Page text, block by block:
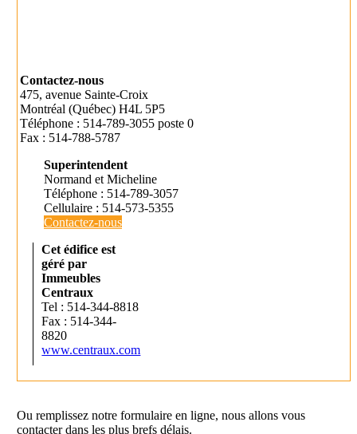
Contactez-nous
475, avenue Sainte-Croix
Montréal (Québec) H4L 5P5
Téléphone : 514-789-3055 poste 0
Fax : 514-788-5787
Superintendent
Normand et Micheline
Téléphone : 514-789-3057
Cellulaire : 514-573-5355
Contactez-nous
Cet édifice est
géré par
Immeubles
Centraux
Tel : 514-344-8818
Fax : 514-344-
8820
www.centraux.com
Ou remplissez notre formulaire en ligne, nous allons vous
contacter dans les plus brefs délais.